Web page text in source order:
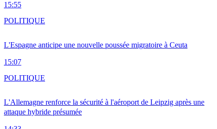
15:55
L'Espagne anticipe une nouvelle poussée migratoire à Ceuta
15:07
POLITIQUE
L'Allemagne renforce la sécurité à l'aéroport de Leipzig après une
attaque hybride présumée
POLITIQUE